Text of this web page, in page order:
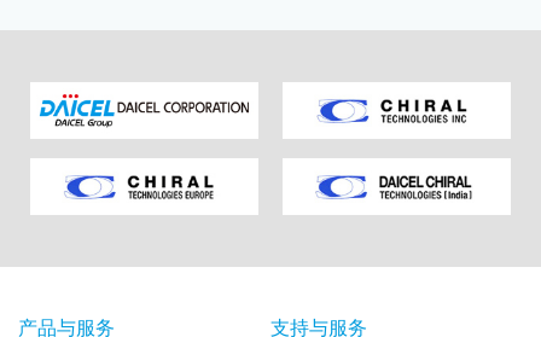
产品与服务 支持与服务